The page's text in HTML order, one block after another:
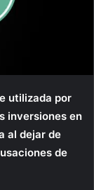
utilizada por
inversiones en
al dejar de
de